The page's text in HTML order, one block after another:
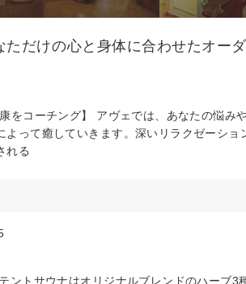
だけの心と身体に合わせたオー
をコーチング】 アヴェでは、あなたの悩み
って癒していきます。深いリラクゼーショ
れる